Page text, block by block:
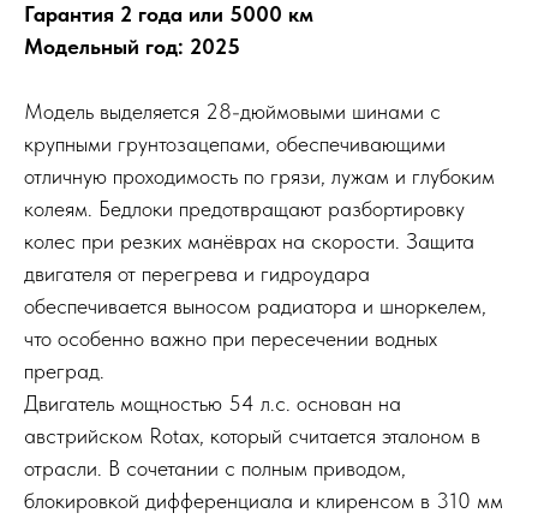
Гарантия 2 года или 5000 км
Модельный год: 2025
Модель выделяется 28-дюймовыми шинами с
крупными грунтозацепами, обеспечивающими
отличную проходимость по грязи, лужам и глубоким
колеям. Бедлоки предотвращают разбортировку
колес при резких манёврах на скорости. Защита
двигателя от перегрева и гидроудара
обеспечивается выносом радиатора и шноркелем,
что особенно важно при пересечении водных
преград.
Двигатель мощностью 54 л.с. основан на
австрийском Rotax, который считается эталоном в
отрасли. В сочетании с полным приводом,
блокировкой дифференциала и клиренсом в 310 мм